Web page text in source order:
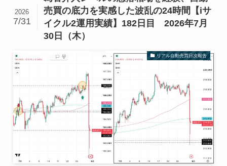
売買の底力を実感した波乱の24時間【iサ
イクル2運用実績】182日目 2026年7月
30日（木）
2026
7/31
リアル自動売買日次報告